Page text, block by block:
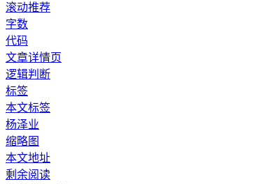
滚动推荐
字数
代码
文章详情页
逻辑判断
标签
本文标签
杨泽业
缩略图
本文地址
剩余阅读